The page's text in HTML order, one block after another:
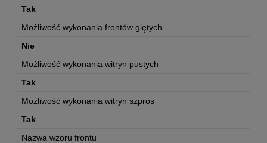
Tak
Możliwość wykonania frontów giętych
Nie
Możliwość wykonania witryn pustych
Tak
Możliwość wykonania witryn szpros
Tak
Nazwa wzoru frontu